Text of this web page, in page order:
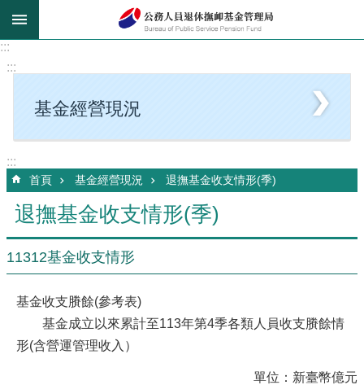
跳到主要內容區塊
:::
:::
基金經營現況
:::
首頁 基金經營現況 退撫基金收支情形(季)
退撫基金收支情形(季)
11312基金收支情形
基金收支賸餘(參考表)
基金成立以來累計至113年第4季各類人員收支賸餘情
形(含營運管理收入）
單位：新臺幣億元